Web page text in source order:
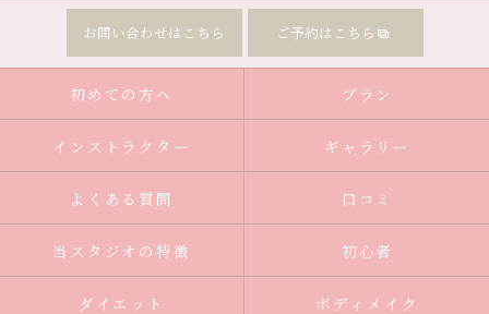
お問い合わせはこちら ご予約はこちら
初めての方へ プラン
インストラクター ギャラリー
よくある質問 口コミ
当スタジオの特徴 初心者
ダイエット ボディメイク